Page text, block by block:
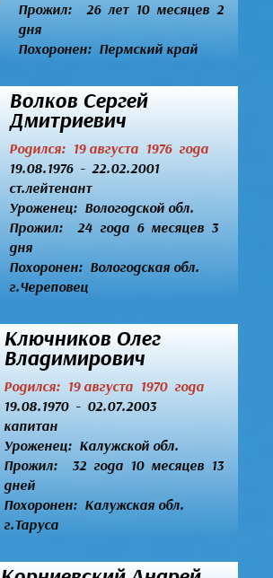
Прожил: 26 лет 10 месяцев 2
дня
Похоронен: Пермский край
Волков Сергей
Дмитриевич
Родился: 19 августа 1976 года
19.08.1976 - 22.02.2001
ст.лейтенант
Уроженец: Вологодской обл.
Прожил: 24 года 6 месяцев 3
дня
Похоронен: Вологодская обл.
г.Череповец
Ключников Олег
Владимирович
Родился: 19 августа 1970 года
19.08.1970 - 02.07.2003
капитан
Уроженец:Калужской обл.
Прожил: 32 года 10 месяцев 13
дней
Похоронен: Калужская обл.
г.Таруса